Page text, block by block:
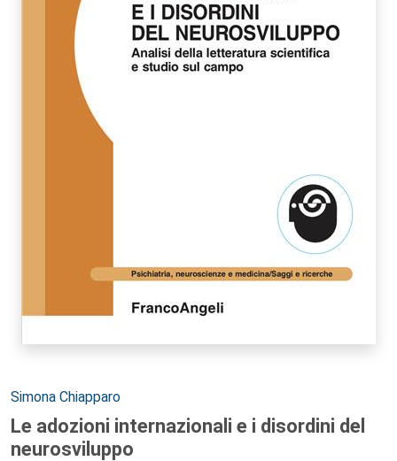
Autori:
Simona Chiapparo
Le adozioni internazionali e i disordini del
neurosviluppo